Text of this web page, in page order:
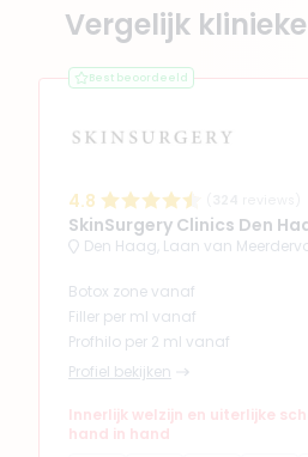
Vergelijk
Best beoordeeld
4.8
SkinSurgery Clinics Den
Den Haag, Laan van
Botox zone vanaf
Filler per ml vanaf
Profhilo per 2 ml vanaf
Profiel bekijken
Innerlijk welzijn en uiterlijke
hand in hand